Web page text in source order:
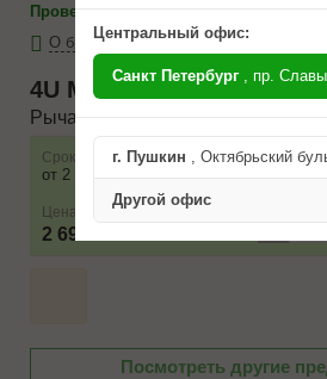
Проверить на применимость
О бренде 4U
4U MRG36120
Рычаг подвески
Срок
от 2 до 3 дней
Наличие
Цена
2 690 ₽
Посмотреть другие
Центральный офис:
Санкт Петербург , пр.
г. Пушкин , Октябрьский
Другой офис